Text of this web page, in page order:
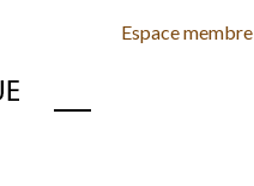
Espace membre